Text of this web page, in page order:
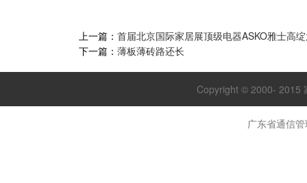
上一篇： 首届北京国际家居展顶级电器ASKO雅士高
下一篇： 薄板薄砖路还长
Copyright © 2000- 2015
广东省通信